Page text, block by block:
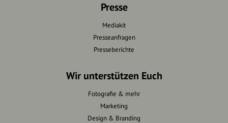
Presse
Mediakit
Presseanfragen
Presseberichte
Wir unterstützen Euch
Fotografie & mehr
Marketing
Design & Branding